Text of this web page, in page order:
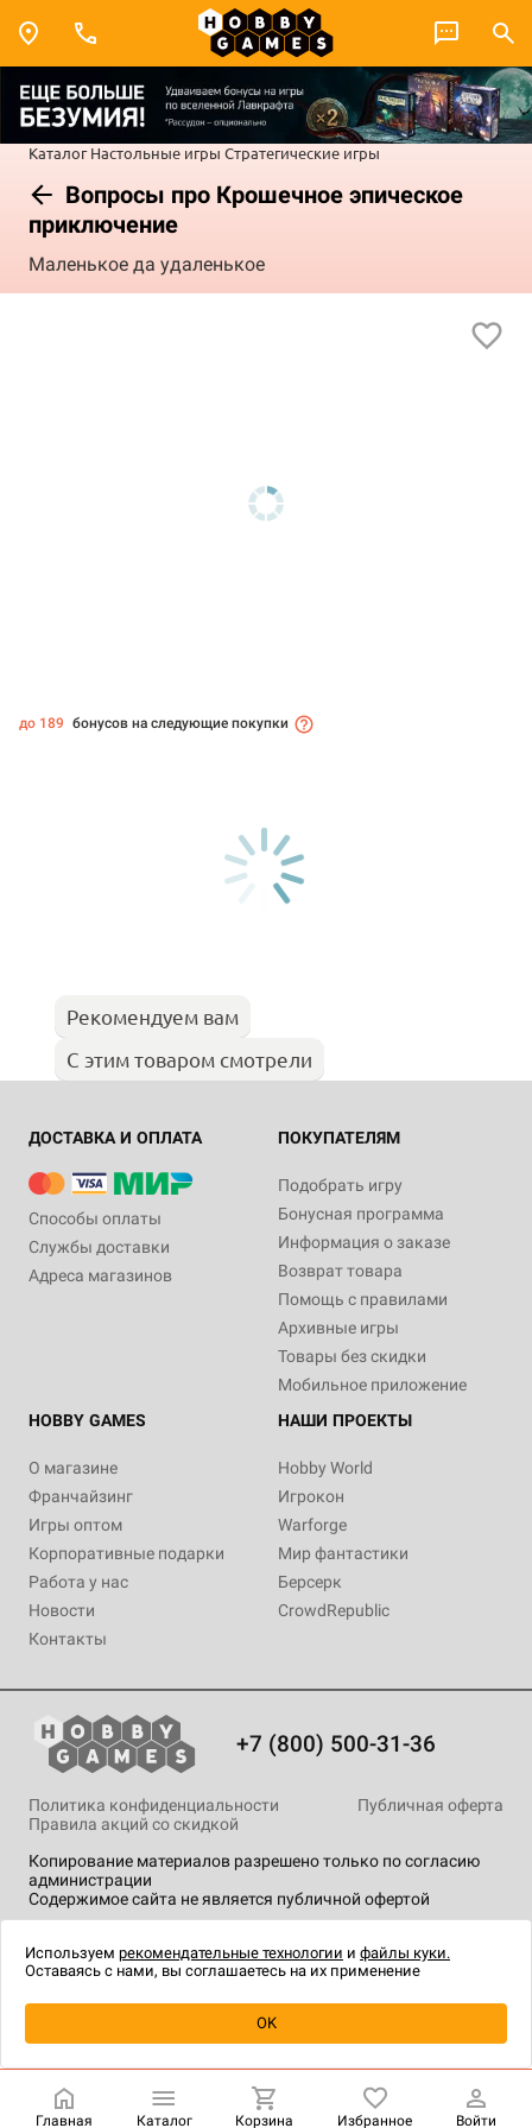
Каталог Настольные игры Стратегические игры
Вопросы про Крошечное эпическое
приключение
Маленькое да удаленькое
Уведомить о наличии
до 189 бонусов на следующие покупки
Рекомендуем вам
С этим товаром смотрели
ДОСТАВКА И ОПЛАТА
Способы оплаты
Службы доставки
Адреса магазинов
ПОКУПАТЕЛЯМ
Подобрать игру
Бонусная программа
Информация о заказе
Возврат товара
Помощь с правилами
Архивные игры
Товары без скидки
Мобильное приложение
HOBBY GAMES
О магазине
Франчайзинг
Игры оптом
Корпоративные подарки
Работа у нас
Новости
Контакты
НАШИ ПРОЕКТЫ
Hobby World
Игрокон
Warforge
Мир фантастики
Берсерк
CrowdRepublic
+7 (800) 500-31-36
Копирование материалов разрешено только по согласию
администрации
Содержимое сайта не является публичной офертой
Политика конфиденциальности
Публичная оферта
Правила акций со скидкой
технологии.
Главная Каталог Корзина Избранное Войти
Используем рекомендательные технологии и файлы куки.
Оставаясь с нами, вы соглашаетесь на их применение
OK